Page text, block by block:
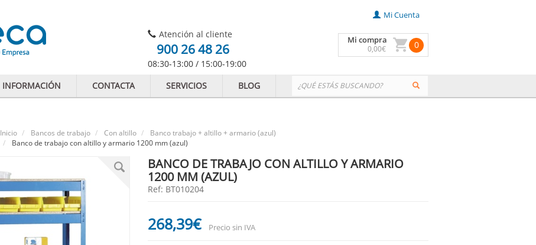
Atención al cliente
900 26 48 26
08:30-13:00 / 15:00-19:00
Mi Cuenta
Mi compra
0,00€ 0
INFORMACIÓN CONTACTA SERVICIOS BLOG
Inicio Bancos de trabajo Con altillo
Banco trabajo + altillo + armario (azul)
Banco de trabajo con altillo y armario 1200 mm (azul)
BANCO DE TRABAJO CON ALTILLO Y ARMARIO
1200 MM (AZUL)
Ref: BT010204
268,39€ Precio sin IVA